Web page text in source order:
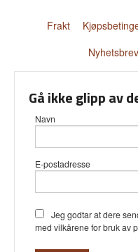
Frakt
Nyhetsbrev
Vår
bruker
Gå ikke glipp av
Navn
E-postadresse
Jeg godtar at dere
med vilkårene for bruk av